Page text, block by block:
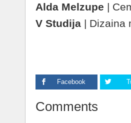
Alda Melzupe |
V Studija | Dizaina
Facebook
Comments